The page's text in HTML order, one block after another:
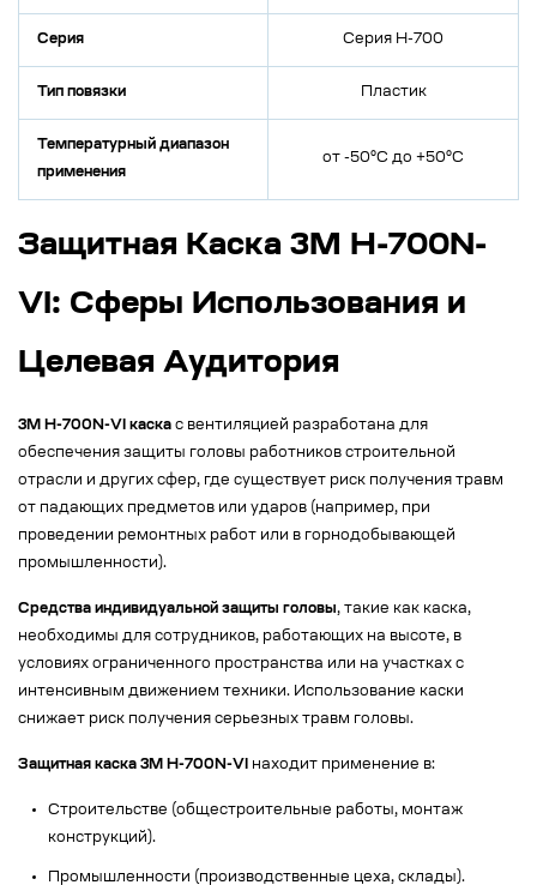
Серия Серия H-700
Тип повязки Пластик
Температурный диапазон
применения
от -50°C до +50°C
Защитная Каска 3M H-700N-
VI: Сферы Использования и
Целевая Аудитория
3M H-700N-VI каска с вентиляцией разработана для
обеспечения защиты головы работников строительной
отрасли и других сфер, где существует риск получения травм
от падающих предметов или ударов (например, при
проведении ремонтных работ или в горнодобывающей
промышленности).
Средства индивидуальной защиты головы, такие как каска,
необходимы для сотрудников, работающих на высоте, в
условиях ограниченного пространства или на участках с
интенсивным движением техники. Использование каски
снижает риск получения серьезных травм головы.
Защитная каска 3M H-700N-VI находит применение в:
Строительстве (общестроительные работы, монтаж
конструкций).
Промышленности (производственные цеха, склады).